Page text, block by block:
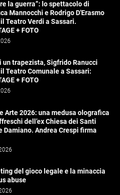
la guerra”: lo spettacolo di
Mannocchi e Rodrigo D'Erasmo
Teatro Verdi a Sassari.
+ FOTO
un trapezista, Sigfrido Ranucci
Teatro Comunale a Sassari:
+ FOTO
Arte 2026: una medusa olografica
dell’ex Chiesa dei Santi
Damiano. Andrea Crespi firma
del gioco legale e la minaccia
abuse